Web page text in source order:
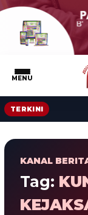
MENU
TERKINI
KANAL
Tag: